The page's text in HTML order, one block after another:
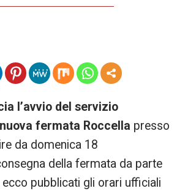
re
l’avvio del servizio
fermata Roccella presso
da domenica 18
della fermata da parte
pubblicati gli orari ufficiali